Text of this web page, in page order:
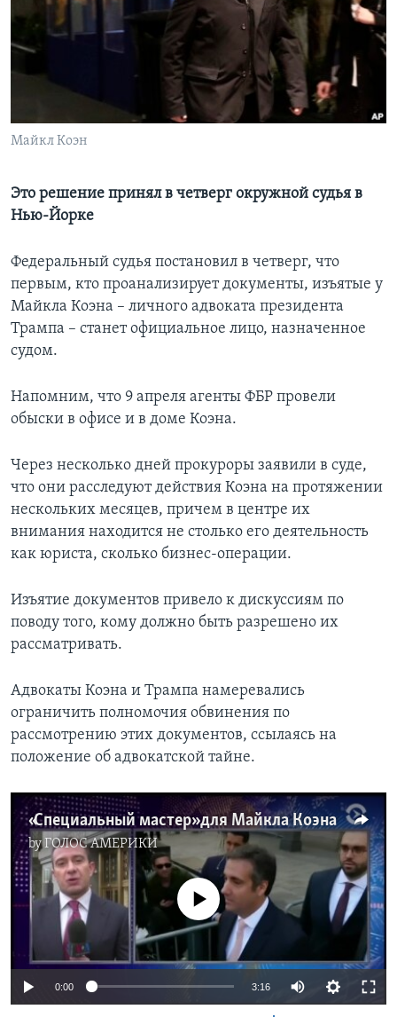
Learning English
СОЦИАЛЬНЫЕ СЕТИ
Майкл Коэн
Это решение принял в четверг окружной судья в
Нью-Йорке
Федеральный судья постановил в четверг, что
первым, кто проанализирует документы, изъятые у
Майкла Коэна – личного адвоката президента
Трампа – станет официальное лицо, назначенное
судом.
Напомним, что 9 апреля агенты ФБР провели
обыски в офисе и в доме Коэна.
Через несколько дней прокуроры заявили в суде,
что они расследуют действия Коэна на протяжении
нескольких месяцев, причем в центре их
внимания находится не столько его деятельность
как юриста, сколько бизнес-операции.
Изъятие документов привело к дискуссиям по
поводу того, кому должно быть разрешено их
рассматривать.
Адвокаты Коэна и Трампа намеревались
ограничить полномочия обвинения по
рассмотрению этих документов, ссылаясь на
положение об адвокатской тайне.
«Специальный мастер» для Майкла Коэна
byГОЛОС АМЕРИКИ
No media source currently available
0:00 3:16